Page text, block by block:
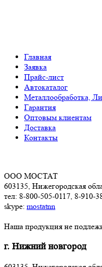
Главная
Заявка
Прайс-лист
Автокаталог
Металлообработка,
Гарантия
Оптовым клиентам
Доставка
Контакты
ООО МОСТАТ
603135, Нижегородская
тел: 8-800-505-0117, 8-910-
skype: mostatnn
Наша продукция не
г. Нижний новгород